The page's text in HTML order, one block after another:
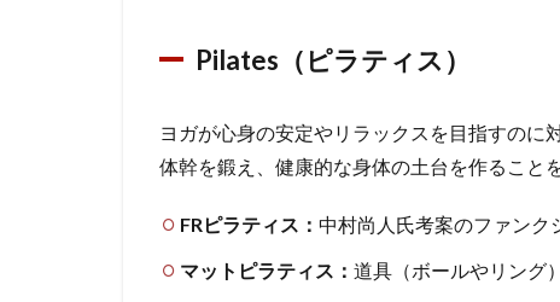
Yoga（エ
空中ヨ
モックヨ
ガ）
Pilates（ピラティス）
ヨガが心身の安定やリラックスを目指すのに
体幹を鍛え、健康的な身体の土台を作ること
FRピラティス： 中村尚人氏考案のファンク
マットピラティス： 道具（ボールやリング